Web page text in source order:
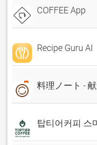
COFFEE App
Recipe Guru AI
料理ノート -
탑티어커피 스